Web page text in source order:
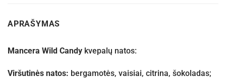
APRAŠYMAS
Mancera Wild Candy kvepalų natos:
Viršutinės natos: bergamotės, vaisiai, citrina, šokoladas;